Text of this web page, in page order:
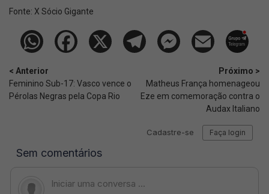
Fonte: X Sócio Gigante
< Anterior
Feminino Sub-17: Vasco vence o
Pérolas Negras pela Copa Rio
Próximo >
Matheus França homenageou
Eze em comemoração contra o
Audax Italiano